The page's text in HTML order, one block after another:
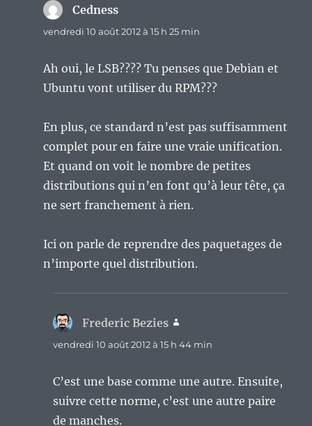
Cedness
vendredi 10 août 2012 à 15 h 25 min
Ah oui, le LSB???? Tu penses que Debian et
Ubuntu vont utiliser du RPM???
En plus, ce standard n’est pas suffisamment
complet pour en faire une vraie unification.
Et quand on voit le nombre de petites
distributions qui n’en font qu’à leur tête, ça
ne sert franchement à rien.
Ici on parle de reprendre des paquetages de
n’importe quel distribution.
Frederic Bezies
vendredi 10 août 2012 à 15 h 44 min
C’est une base comme une autre. Ensuite,
suivre cette norme, c’est une autre paire
de manches.